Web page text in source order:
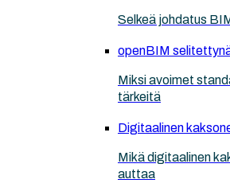
Selkeä johdatus
openBIM
Miksi avoimet
tärkeitä
Digitaalinen
Mikä digitaalinen
auttaa